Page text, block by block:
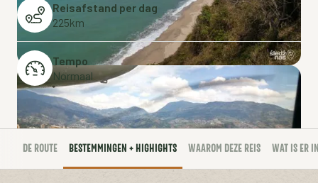
Reisafstand per dag
225km
Tempo
Normaal
DE ROUTE BESTEMMINGEN + HIGHIGHTS WAAROM DEZE REIS WAT IS ER